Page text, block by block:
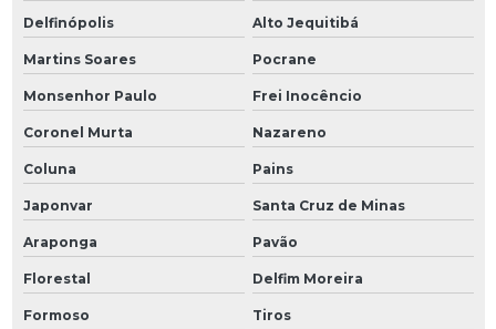
Delfinópolis Alto Jequitibá
Martins Soares Pocrane
Monsenhor Paulo Frei Inocêncio
Coronel Murta Nazareno
Coluna Pains
Japonvar Santa Cruz de Minas
Araponga Pavão
Florestal Delfim Moreira
Formoso Tiros